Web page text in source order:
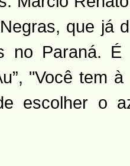
que já
no Paraná.
"Você tem
escolher o